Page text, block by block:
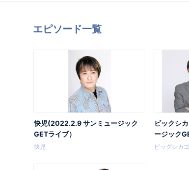
エピソード一覧
快児(2022.2.9 サンミュージック
GETライブ）
快児
ビックシ
ージック
ビッグシカゴ